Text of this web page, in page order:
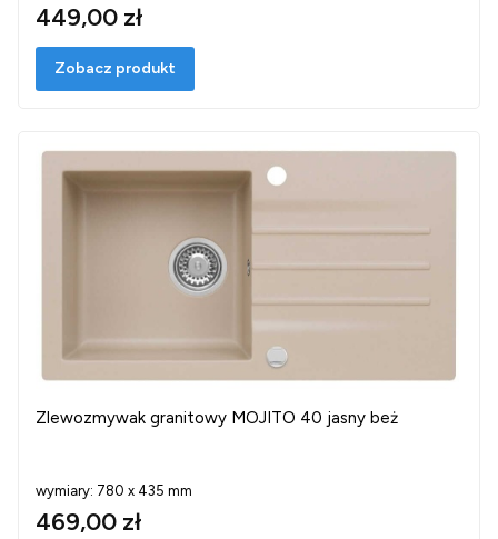
449,00 zł
Zobacz produkt
Zlewozmywak granitowy MOJITO 40 jasny beż
wymiary: 780 x 435 mm
469,00 zł